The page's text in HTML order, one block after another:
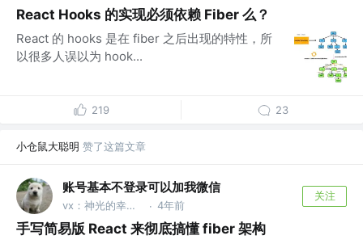
React Hooks 的实现必须依赖 Fiber 么？
React 的 hooks 是在 fiber 之后出现的特性，所
以很多人误以为 hook...
219 23
小仓鼠大聪明 赞了这篇文章
账号基本不登录可以加我微信
vx：神光的幸福生活 · 4年前
关注
手写简易版 React 来彻底搞懂 fiber 架构